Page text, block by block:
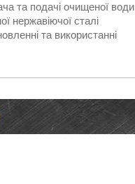
та подачі очищеної води
нержавіючої сталі
та використанні